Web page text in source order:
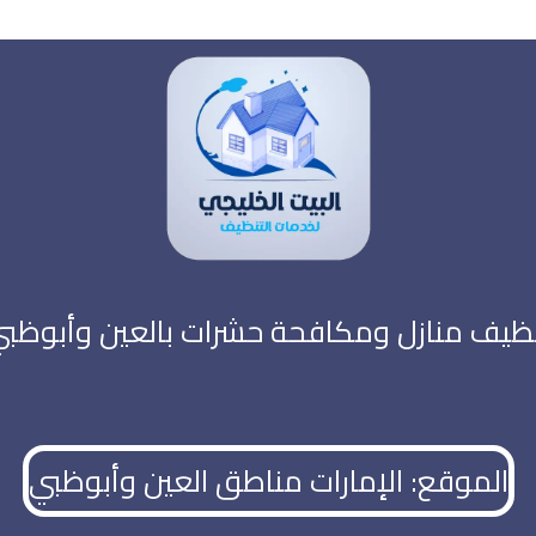
منازل ومكافحة حشرات بالعين
الموقع: الإمارات مناطق العين وأبوظبي